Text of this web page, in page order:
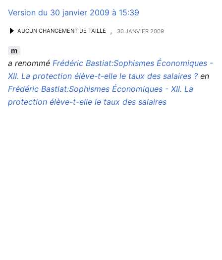
Version du 30 janvier 2009 à 15:39
AUCUN CHANGEMENT DE TAILLE , 30 JANVIER 2009
m
a renommé Frédéric Bastiat:Sophismes Économiques -
XII. La protection élève-t-elle le taux des salaires ? en
Frédéric Bastiat:Sophismes Économiques - XII. La
protection élève-t-elle le taux des salaires